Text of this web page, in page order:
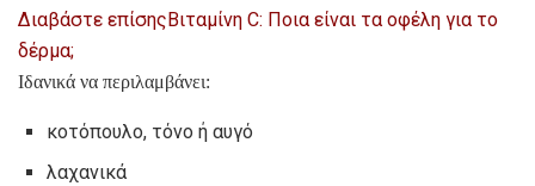
Διαβάστε επίσης Βιταμίνη C: Ποια είναι τα οφέλη για το
δέρμα;
Ιδανικά να περιλαμβάνει:
κοτόπουλο, τόνο ή αυγό
λαχανικά